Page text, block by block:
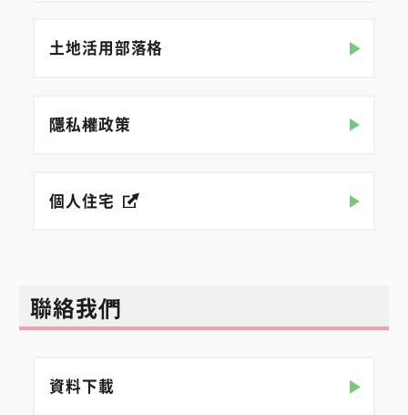
土地活用部落格
隱私權政策
個人住宅
聯絡我們
資料下載